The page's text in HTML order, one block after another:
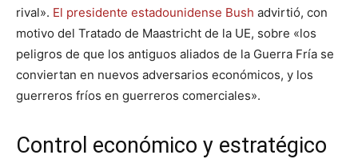
rival». El presidente estadounidense Bush advirtió, con
motivo del Tratado de Maastricht de la UE, sobre «los
peligros de que los antiguos aliados de la Guerra Fría se
conviertan en nuevos adversarios económicos, y los
guerreros fríos en guerreros comerciales».
Control económico y estratégico